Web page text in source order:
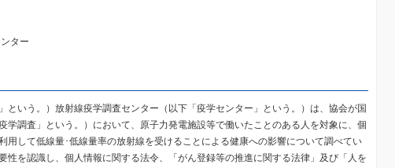
ター
という。）放射線疫学調査センター（以下「疫学センター」という。）は、協会が国
学調査」という。）において、原子力発電施設等で働いたことのある人を対象に、個
用して低線量･低線量率の放射線を受けることによる健康への影響について調べてい
性を認識し、個人情報に関する法令、「がん登録等の推進に関する法律」及び「人を